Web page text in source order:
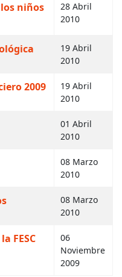
los niños
28 Abril
2010
19 Abril
2010
2009
19 Abril
2010
01 Abril
2010
08 Marzo
2010
08 Marzo
2010
FESC
06
Noviembre
2009